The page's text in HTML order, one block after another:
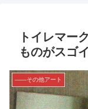
トイレマー
ものがスゴ
――その他アート